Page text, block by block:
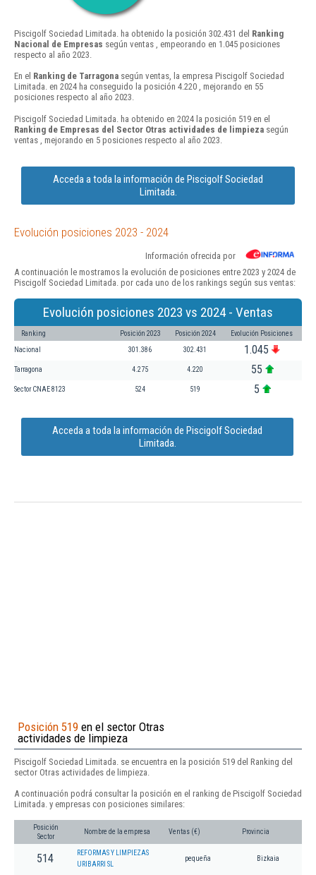
Piscigolf Sociedad Limitada. ha obtenido la posición 302.431 del Ranking
Nacional de Empresas según ventas , empeorando en 1.045 posiciones
respecto al año 2023.
En el Ranking de Tarragona según ventas, la empresa Piscigolf Sociedad
Limitada. en 2024 ha conseguido la posición 4.220 , mejorando en 55
posiciones respecto al año 2023.
Piscigolf Sociedad Limitada. ha obtenido en 2024 la posición 519 en el
Ranking de Empresas del Sector Otras actividades de limpieza según
ventas , mejorando en 5 posiciones respecto al año 2023.
Acceda a toda la información de Piscigolf Sociedad
Limitada.
Evolución posiciones 2023 - 2024
Información ofrecida por
A continuación le mostramos la evolución de posiciones entre 2023 y 2024 de
Piscigolf Sociedad Limitada. por cada uno de los rankings según sus ventas:
Evolución posiciones 2023 vs 2024 - Ventas
Ranking Posición 2023 Posición 2024 Evolución Posiciones
Nacional 301.386 302.431 1.045
Tarragona 4.275 4.220 55
Sector CNAE 8123 524 519 5
Acceda a toda la información de Piscigolf Sociedad
Limitada.
Posición 519 en el sector Otras
actividades de limpieza
Piscigolf Sociedad Limitada. se encuentra en la posición 519 del Ranking del
sector Otras actividades de limpieza.
A continuación podrá consultar la posición en el ranking de Piscigolf Sociedad
Limitada. y empresas con posiciones similares:
Posición
Sector
Nombre de la empresa Ventas (€) Provincia
514
REFORMAS Y LIMPIEZAS
URIBARRI SL
pequeña Bizkaia